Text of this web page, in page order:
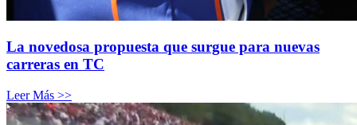
La novedosa propuesta que surgue para nuevas
carreras en TC
Leer Más >>